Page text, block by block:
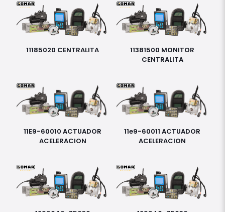
11185020 CENTRALITA
11381500 MONITOR
CENTRALITA
11E9-60010 ACTUADOR
ACELERACION
11e9-60011 ACTUADOR
ACELERACION